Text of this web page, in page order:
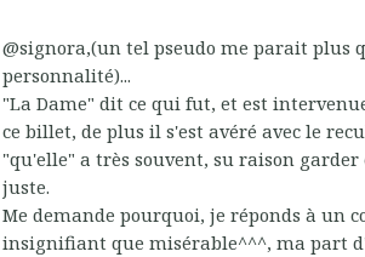
@signora,(un tel pseudo me parait plus
personnalité)...
"La Dame" dit ce qui fut, et est
ce billet, de plus il s'est avéré avec le
"qu'elle" a très souvent, su raison
juste.
Me demande pourquoi, je réponds à un
insignifiant que misérable^^^, ma part